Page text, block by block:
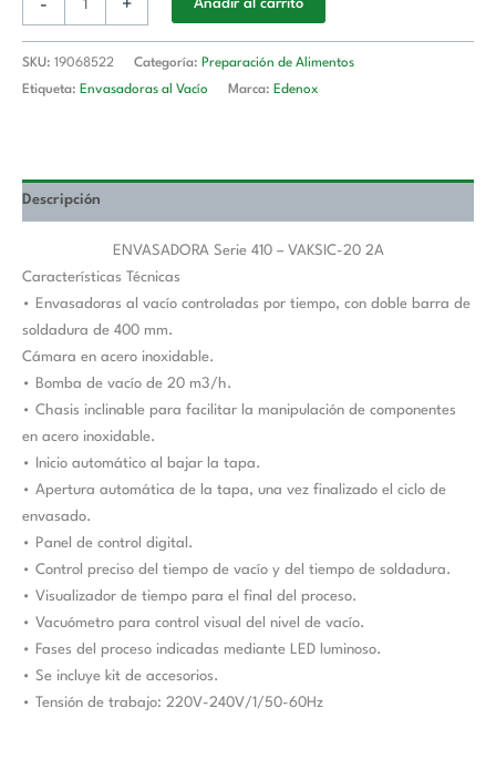
- + Añadir al carrito
SKU: 19068522 Categoría: Preparación de Alimentos
Etiqueta: Envasadoras al Vacío Marca: Edenox
Descripción
ENVASADORA Serie 410 – VAKSIC-20 2A
Características Técnicas
• Envasadoras al vacío controladas por tiempo, con doble barra de
soldadura de 400 mm.
Cámara en acero inoxidable.
• Bomba de vacío de 20 m3/h.
• Chasis inclinable para facilitar la manipulación de componentes
en acero inoxidable.
• Inicio automático al bajar la tapa.
• Apertura automática de la tapa, una vez finalizado el ciclo de
envasado.
• Panel de control digital.
• Control preciso del tiempo de vacío y del tiempo de soldadura.
• Visualizador de tiempo para el final del proceso.
• Vacuómetro para control visual del nivel de vacío.
• Fases del proceso indicadas mediante LED luminoso.
• Se incluye kit de accesorios.
• Tensión de trabajo: 220V-240V/1/50-60Hz